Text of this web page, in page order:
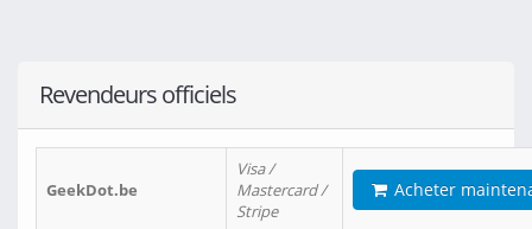
Revendeurs officiels
GeekDot.be
Visa /
Mastercard /
Stripe
Acheter